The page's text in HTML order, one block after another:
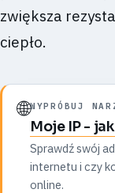
zwiększa
ciepło.
🌐WYPRÓBUJ
Moje IP -
Sprawdź swój
internetu i czy
online.